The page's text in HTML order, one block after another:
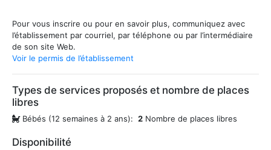
Pour vous inscrire ou pour en savoir plus, communiquez avec
l’établissement par courriel, par téléphone ou par l’intermédiaire
de son site Web.
Voir le permis de l’établissement
Types de services proposés et nombre de places
libres
Bébés (12 semaines à 2 ans): 2 Nombre de places libres
Disponibilité